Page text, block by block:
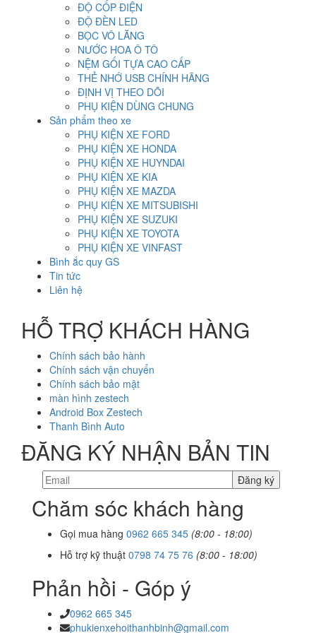
ĐỘ CỐP ĐIỆN
ĐỘ ĐÈN LED
BỌC VÔ LĂNG
NƯỚC HOA Ô TÔ
NỆM GỐI TỰA CAO CẤP
THẺ NHỚ USB CHÍNH HÃNG
ĐỊNH VỊ THEO DÕI
PHỤ KIỆN DÙNG CHUNG
Sản phẩm theo xe
PHỤ KIỆN XE FORD
PHỤ KIỆN XE HONDA
PHỤ KIỆN XE HUYNDAI
PHỤ KIỆN XE KIA
PHỤ KIỆN XE MAZDA
PHỤ KIỆN XE MITSUBISHI
PHỤ KIỆN XE SUZUKI
PHỤ KIỆN XE TOYOTA
PHỤ KIỆN XE VINFAST
Bình ắc quy GS
Tin tức
Liên hệ
HỖ TRỢ KHÁCH HÀNG
Chính sách bảo hành
Chính sách vận chuyển
Chính sách bảo mật
màn hình zestech
Android Box Zestech
Thanh Bình Auto
ĐĂNG KÝ NHẬN BẢN TIN
Chăm sóc khách hàng
Gọi mua hàng 0962 665 345 (8:00 - 18:00)
Hỗ trợ kỹ thuật 0798 74 75 76 (8:00 - 18:00)
Phản hồi - Góp ý
0962 665 345
phukienxehoithanhbinh@gmail.com